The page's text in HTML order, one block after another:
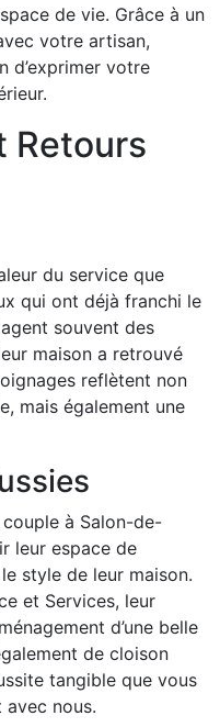
de vie. Grâce à un
votre artisan,
d’exprimer votre
Retours
du service que
qui ont déjà franchi le
souvent des
maison a retrouvé
reflètent non
mais également une
couple à Salon-de-
leur espace de
style de leur maison.
et Services, leur
d’une belle
de cloison
tangible que vous
nous.